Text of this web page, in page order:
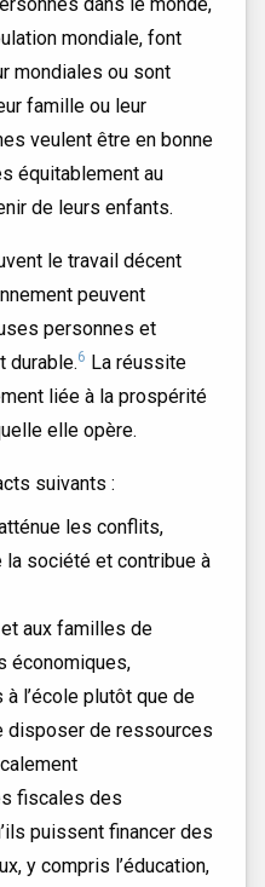
pour la santé
mais sans s’y
salaire équitable
concernant
la période de paie
de protection
garde d’enfants et
l’examen des griefs
juridiquement
à assurer un
des employés, y
visant à lutter
mondiale, font
mondiales ou sont
famille ou leur
veulent être en bonne
équitablement au
de leurs enfants.
le travail décent
peuvent
personnes et
durable.6 La réussite
liée à la prospérité
elle opère.
suivants :
les conflits,
société et contribue à
et aux familles de
économiques,
à l’école plutôt que de
disposer de ressources
fiscales des
puissent financer des
y compris l’éducation,